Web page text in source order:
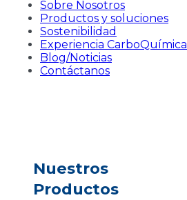
Sobre Nosotros
Productos y soluciones
Sostenibilidad
Experiencia CarboQuímica
Blog/Noticias
Contáctanos
Nuestros
Productos